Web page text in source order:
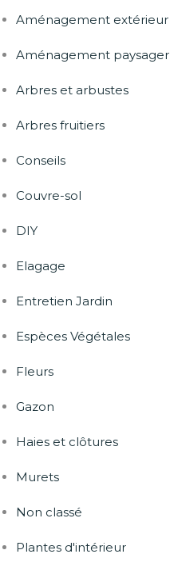
Aménagement extérieur
Aménagement paysager
Arbres et arbustes
Arbres fruitiers
Conseils
Couvre-sol
DIY
Elagage
Entretien Jardin
Espèces Végétales
Fleurs
Gazon
Haies et clôtures
Murets
Non classé
Plantes d'intérieur